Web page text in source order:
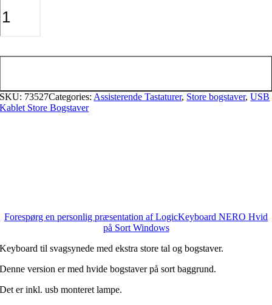
SKU: 73527Categories: Assisterende Tastaturer, Store bogstaver,USB
Kablet Store Bogstaver
Forespørg en personlig præsentation af LogicKeyboard NERO Hvid
på Sort Windows
Keyboard til svagsynede med ekstra store tal og bogstaver.
Denne version er med hvide bogstaver på sort baggrund.
Det er inkl. usb monteret lampe.